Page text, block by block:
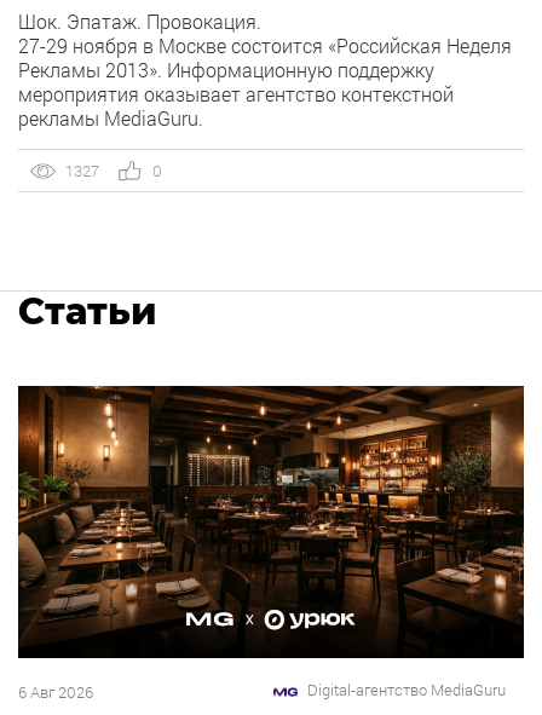
Шок. Эпатаж. Провокация.
27-29 ноября в Москве состоится «Российская Неделя
Рекламы 2013». Информационную поддержку
мероприятия оказывает агентство контекстной
рекламы MediaGuru.
1327 0
Статьи
6 Авг 2026 Digital-агентство MediaGuru